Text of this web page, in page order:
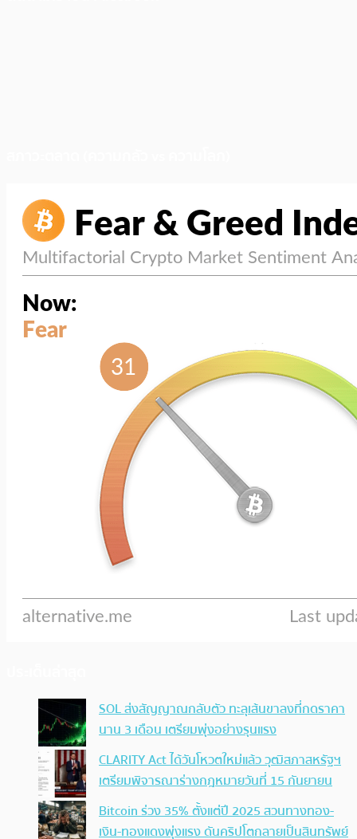
SOL ส่งสัญญาณกลับตัว ทะลุเส้นขาลงที่กดราคา
นาน 3 เดือน เตรียมพุ่งอย่างรุนแรง
CLARITY Act ได้วันโหวตใหม่แล้ว วุฒิสภาสหรัฐฯ
เตรียมพิจารณาร่างกฎหมายวันที่ 15 กันยายน
Bitcoin ร่วง 35% ตั้งแต่ปี 2025 สวนทางทอง-
เงิน-ทองแดงพุ่งแรง ดันคริปโตกลายเป็นสินทรัพย์